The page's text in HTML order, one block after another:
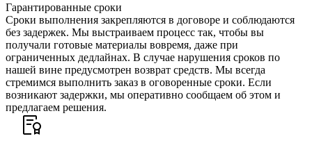
Гарантированные сроки
Сроки выполнения закрепляются в договоре и соблюдаются
без задержек. Мы выстраиваем процесс так, чтобы вы
получали готовые материалы вовремя, даже при
ограниченных дедлайнах. В случае нарушения сроков по
нашей вине предусмотрен возврат средств. Мы всегда
стремимся выполнить заказ в оговоренные сроки. Если
возникают задержки, мы оперативно сообщаем об этом и
предлагаем решения.